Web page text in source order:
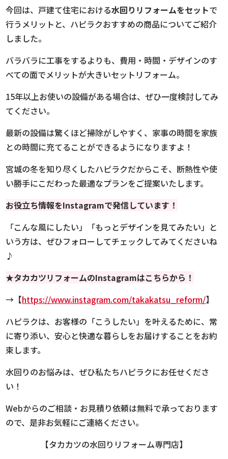
今回は、戸建て住宅における水回りリフォームをセットで
行うメリットと、ハピラクおすすめの商品についてご紹介
しました。
バラバラに工事をするよりも、費用・時間・デザインのす
べての面でメリットが大きいセットリフォーム。
15年以上お使いの設備がある場合は、ぜひ一度検討してみ
てください。
最新の設備は驚くほど掃除がしやすく、家事の時間を家族
との時間に充てることができるようになりますよ！
宮城の冬を知り尽くしたハピラクだからこそ、断熱性や使
い勝手にこだわった最適なプランをご提案いたします。
お役立ち情報をInstagramで発信しています！
「こんな風にしたい」「もっとデザインを見てみたい」と
いう方は、ぜひフォローしてチェックしてみてくださいね
♪
★タカカツリフォームのInstagramはこちらから！
→【https://www.instagram.com/takakatsu_reform/】
ハピラクは、お客様の「こうしたい」を叶えるために、常
に寄り添い、安心と快適な暮らしをお届けすることをお約
束します。
水回りのお悩みは、ぜひ私たちハピラクにお任せくださ
い！
Webからのご相談・お見積り依頼は無料で承っております
ので、是非お気軽にご連絡ください。
【タカカツの水回りリフォーム専門店】